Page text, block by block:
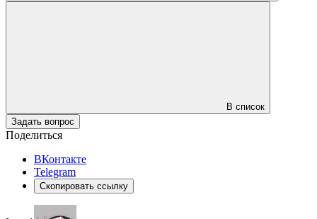
В список
Задать вопрос
Поделиться
ВКонтакте
Telegram
Скопировать ссылку